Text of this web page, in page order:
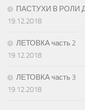
ПАСТУХИ В РОЛИ
19.12.2018
ЛЕТОВКА часть 2
19.12.2018
ЛЕТОВКА часть 3
19.12.2018